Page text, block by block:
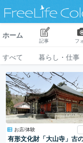
ホーム
記事 フ
すべて 暮らし・仕事
お店/体験
有形文化財「大山寺」古